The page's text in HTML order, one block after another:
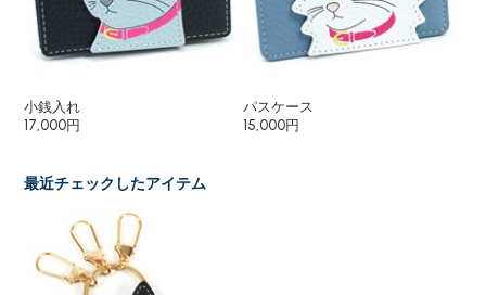
小銭入れ
17,000円
パスケース
15,000円
最近チェックしたアイテム